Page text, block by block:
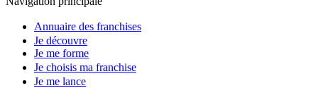
Annuaire des franchises
Je découvre
Je me forme
Je choisis ma franchise
Je me lance